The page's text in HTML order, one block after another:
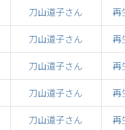
刀山道子さん 再
刀山道子さん 再
刀山道子さん 再
刀山道子さん 再
刀山道子さん 再